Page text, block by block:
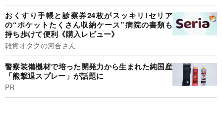
おくすり手帳と診察券24枚がスッキリ!セリア
の“ポケットたくさん収納ケース”病院の書類も
持ち歩けて便利《購入レビュー》
雑貨オタクの河合さん
警察装備機材で培った開発力から生まれた純国産
「熊撃退スプレー」が話題に
PR